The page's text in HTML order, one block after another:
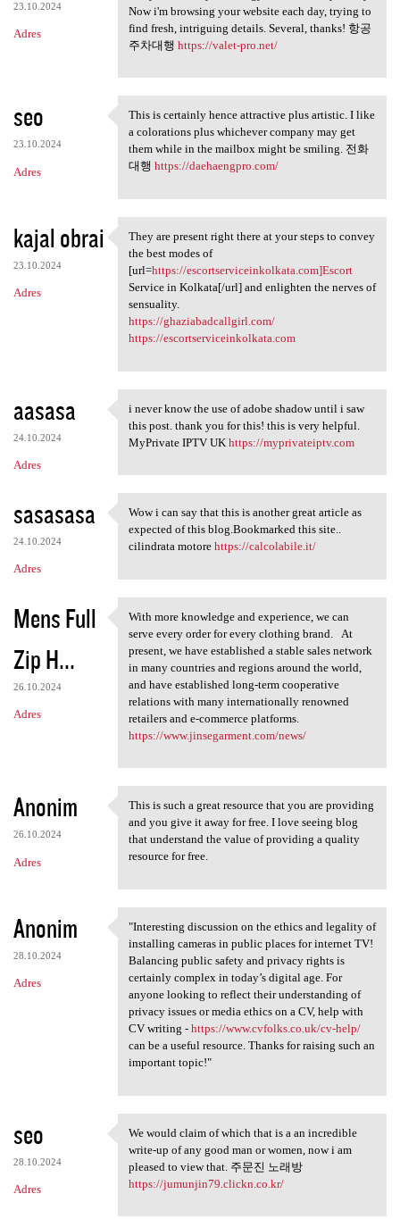
23.10.2024
Adres
Now i'm browsing your website each day, trying to
find fresh, intriguing details. Several, thanks! 항공
주차대행 https://valet-pro.net/
seo
23.10.2024
Adres
This is certainly hence
This is certainly hence attractive plus artistic. I like
a colorations plus whichever company may get
them while in the mailbox might be smiling. 전화
대행 https://daehaengpro.com/
kajal obrai
23.10.2024
Adres
They are present right there
They are present right there at your steps to convey
the best modes of
[url=https://escortserviceinkolkata.com]Escort
Service in Kolkata[/url] and enlighten the nerves of
sensuality.
https://ghaziabadcallgirl.com/
https://escortserviceinkolkata.com
aasasa
24.10.2024
Adres
i never know the use of adobe
i never know the use of adobe shadow until i saw
this post. thank you for this! this is very helpful.
MyPrivate IPTV UK https://myprivateiptv.com
sasasasa
24.10.2024
Adres
Wow i can say that this is
Wow i can say that this is another great article as
expected of this blog.Bookmarked this site..
cilindrata motore https://calcolabile.it/
Mens Full
Zip H...
26.10.2024
Adres
With more knowledge and
With more knowledge and experience, we can
serve every order for every clothing brand. At
present, we have established a stable sales network
in many countries and regions around the world,
and have established long-term cooperative
relations with many internationally renowned
retailers and e-commerce platforms.
https://www.jinsegarment.com/news/
Anonim
26.10.2024
Adres
This is such a great resource
This is such a great resource that you are providing
and you give it away for free. I love seeing blog
that understand the value of providing a quality
resource for free.
Anonim
28.10.2024
Adres
"Interesting discussion on
"Interesting discussion on the ethics and legality of
installing cameras in public places for internet TV!
Balancing public safety and privacy rights is
certainly complex in today’s digital age. For
anyone looking to reflect their understanding of
privacy issues or media ethics on a CV, help with
CV writing - https://www.cvfolks.co.uk/cv-help/
can be a useful resource. Thanks for raising such an
important topic!"
seo
28.10.2024
Adres
We would claim of which that
We would claim of which that is a an incredible
write-up of any good man or women, now i am
pleased to view that. 주문진 노래방
https://jumunjin79.clickn.co.kr/